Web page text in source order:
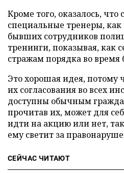
Кроме того, оказалось, что
специальные тренеры, как
бывших сотрудников
тренинги, показывая, как
стражам порядка во время
Это хорошая идея, потому
их согласования во всех
доступны обычным
прочитав их, может для
идти на акцию или нет,
ему светит за
СЕЙЧАС ЧИТАЮТ